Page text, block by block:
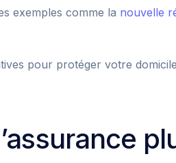
exemples comme la nouvelle
pour protéger votre